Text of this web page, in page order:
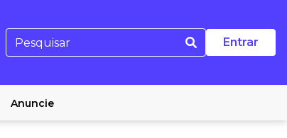
Entrar
Anuncie